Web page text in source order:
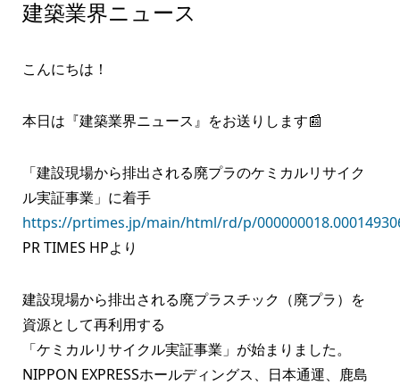
建築業界ニュース
こんにちは！
本日は『建築業界ニュース』をお送りします📰
「建設現場から排出される廃プラのケミカルリサイク
ル実証事業」に着手
https://prtimes.jp/main/html/rd/p/
PR TIMES HPより
建設現場から排出される廃プラスチック（廃プラ）を
資源として再利用する
「ケミカルリサイクル実証事業」が始まりました。
NIPPON EXPRESSホールディングス、日本通運、鹿島